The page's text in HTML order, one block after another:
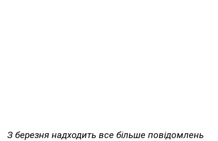
З березня надходить все більше повідомлень